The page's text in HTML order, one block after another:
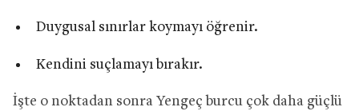
Duygusal sınırlar koymayı öğrenir.
Kendini suçlamayı bırakır.
İşte o noktadan sonra Yengeç burcu çok daha güçlü